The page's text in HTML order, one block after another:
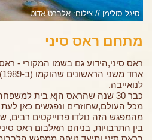
סיגל סולימן // צילום: אלברט אדוט
מתחם ראס סיני
ראס סיני,הידוע גם בשמו המקורי -
לנואייבה.
כבר 30 שנה שהראס הןא בית
מכל העולם,שחוזרים ונפגשים כאן
מהמפגש הזה נולדו פרוייקטים רבים,
בין התרבויות, בניהם האלבום ראס